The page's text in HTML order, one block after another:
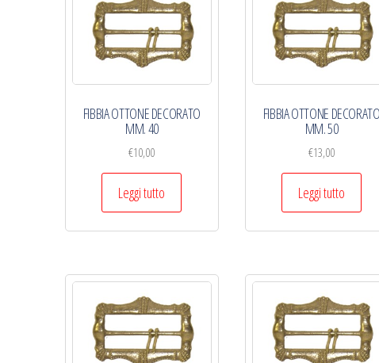
FIBBIA OTTONE DECORATO
MM. 40
€10,00
Leggi tutto
FIBBIA OTTONE DECORATO
MM. 50
€13,00
Leggi tutto